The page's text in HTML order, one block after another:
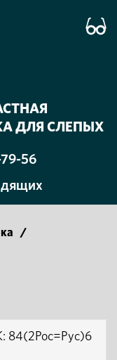
ДЛЯ СЛЕПЫХ
56
/
84(2Рос=Рус)6